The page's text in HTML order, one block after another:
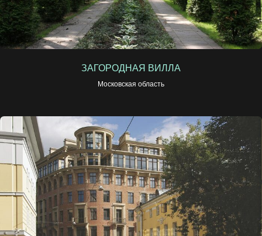
ЗАГОРОДНАЯ ВИЛЛА
Московская область